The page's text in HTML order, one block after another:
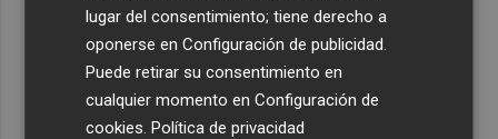
lugar del consentimiento; tiene derecho a
oponerse enConfiguración de publicidad.
Puede retirar su consentimiento en
cualquier momento enConfiguración de
cookies.Política de privacidad